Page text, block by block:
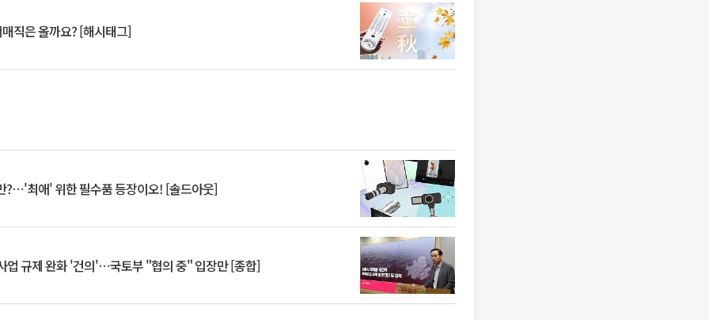
직은 올까요? [해시태그]
?⋯'최애' 위한 필수품 등장이오! [솔드아웃]
업 규제 완화 '건의'⋯국토부 "협의 중" 입장만 [종합]